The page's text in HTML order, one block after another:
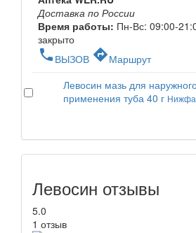
Доставка по России
Время работы: Пн-Вс: 09:00-
закрыто
phone ВЫЗОВ directionsМаршрут
Левосин мазь для
применения туба 40 г
Левосин отзывы
5.0
1 отзыв